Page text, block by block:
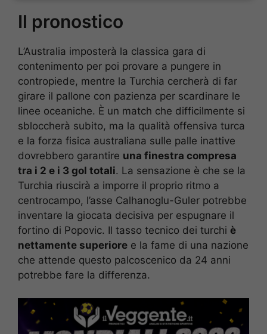
Il pronostico
L’Australia imposterà la classica gara di
contenimento per poi provare a pungere in
contropiede, mentre la Turchia cercherà di far
girare il pallone con pazienza per scardinare le
linee oceaniche. È un match che difficilmente si
sbloccherà subito, ma la qualità offensiva turca
e la forza fisica australiana sulle palle inattive
dovrebbero garantire una finestra compresa
tra i 2 e i 3 gol totali. La sensazione è che se la
Turchia riuscirà a imporre il proprio ritmo a
centrocampo, l’asse Calhanoglu-Guler potrebbe
inventare la giocata decisiva per espugnare il
fortino di Popovic. Il tasso tecnico dei turchi è
nettamente superiore e la fame di una nazione
che attende questo palcoscenico da 24 anni
potrebbe fare la differenza.